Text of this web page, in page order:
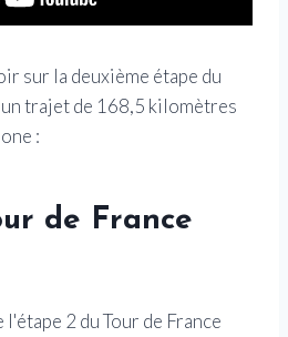
sur la deuxième étape du
trajet de 168,5 kilomètres
:
de France
2 du Tour de France